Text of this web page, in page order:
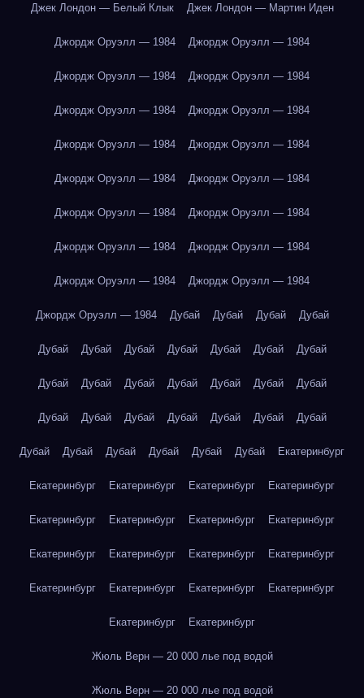
Джек Лондон — Белый Клык Джек Лондон — Мартин Иден
Джордж Оруэлл — 1984 Джордж Оруэлл — 1984
Джордж Оруэлл — 1984 Джордж Оруэлл — 1984
Джордж Оруэлл — 1984 Джордж Оруэлл — 1984
Джордж Оруэлл — 1984 Джордж Оруэлл — 1984
Джордж Оруэлл — 1984 Джордж Оруэлл — 1984
Джордж Оруэлл — 1984 Джордж Оруэлл — 1984
Джордж Оруэлл — 1984 Джордж Оруэлл — 1984
Джордж Оруэлл — 1984 Джордж Оруэлл — 1984
Джордж Оруэлл — 1984 Дубай Дубай Дубай Дубай
Дубай Дубай Дубай Дубай Дубай Дубай Дубай
Дубай Дубай Дубай Дубай Дубай Дубай Дубай
Дубай Дубай Дубай Дубай Дубай Дубай Дубай
Дубай Дубай Дубай Дубай Дубай Дубай Екатеринбург
Екатеринбург Екатеринбург Екатеринбург Екатеринбург
Екатеринбург Екатеринбург Екатеринбург Екатеринбург
Екатеринбург Екатеринбург Екатеринбург Екатеринбург
Екатеринбург Екатеринбург Екатеринбург Екатеринбург
Екатеринбург Екатеринбург
Жюль Верн — 20 000 лье под водой
Жюль Верн — 20 000 лье под водой